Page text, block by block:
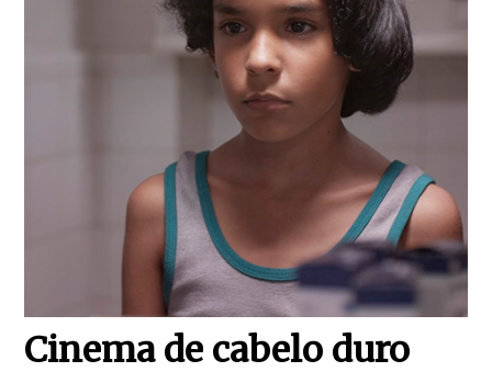
Cinema de cabelo duro